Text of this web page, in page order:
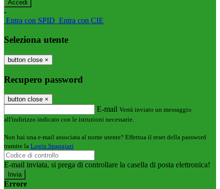
-
Entra con SPID Entra con CIE
Seleziona utente
button close ×
Recupero password
button close ×
E-mail Verrà inviato un messaggio
all'indirizzo indicato con le istruzioni necessarie.
Non hai una e-mail associata al nome utente? Effettua il reset della password
tramite la Login Spaggiari
E-mail inviata, si prega di controllare la casella di posta elettronica!
Errore